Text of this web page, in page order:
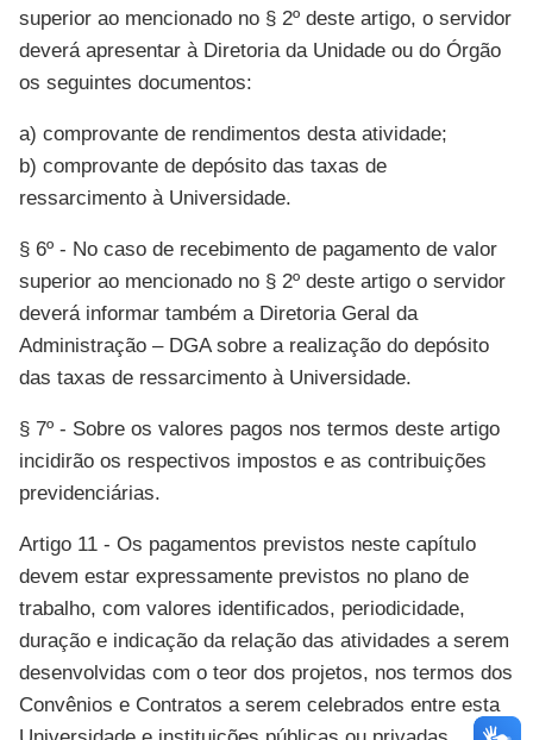
superior ao mencionado no § 2º deste artigo, o servidor
deverá apresentar à Diretoria da Unidade ou do Órgão
os seguintes documentos:
a) comprovante de rendimentos desta atividade;
b) comprovante de depósito das taxas de
ressarcimento à Universidade.
§ 6º - No caso de recebimento de pagamento de valor
superior ao mencionado no § 2º deste artigo o servidor
deverá informar também a Diretoria Geral da
Administração – DGA sobre a realização do depósito
das taxas de ressarcimento à Universidade.
§ 7º - Sobre os valores pagos nos termos deste artigo
incidirão os respectivos impostos e as contribuições
previdenciárias.
Artigo 11 - Os pagamentos previstos neste capítulo
devem estar expressamente previstos no plano de
trabalho, com valores identificados, periodicidade,
duração e indicação da relação das atividades a serem
desenvolvidas com o teor dos projetos, nos termos dos
Convênios e Contratos a serem celebrados entre esta